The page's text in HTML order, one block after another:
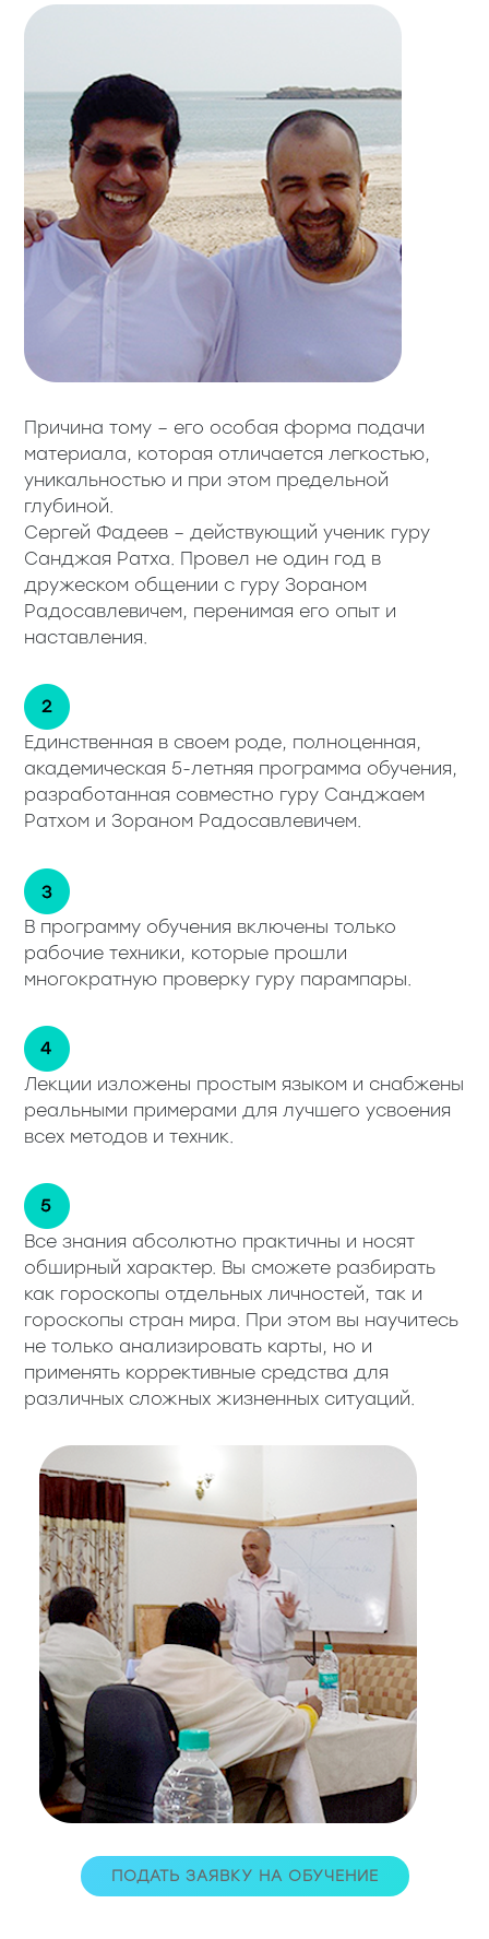
Причина тому – его особая форма подачи
материала, которая отличается легкостью,
уникальностью и при этом предельной
глубиной.
Сергей Фадеев – действующий ученик гуру
Санджая Ратха. Провел не один год в
дружеском общении с гуру Зораном
Радосавлевичем, перенимая его опыт и
наставления.
Единственная в своем роде, полноценная,
академическая 5-летняя программа обучения,
разработанная совместно гуру Санджаем
Ратхом и Зораном Радосавлевичем.
В программу обучения включены только
рабочие техники, которые прошли
многократную проверку гуру парампары.
Лекции изложены простым языком и снабжены
реальными примерами для лучшего усвоения
всех методов и техник.
Все знания абсолютно практичны и носят
обширный характер. Вы сможете разбирать
как гороскопы отдельных личностей, так и
гороскопы стран мира. При этом вы научитесь
не только анализировать карты, но и
применять коррективные средства для
различных сложных жизненных ситуаций.
ПОДАТЬ ЗАЯВКУ НА ОБУЧЕНИЕ